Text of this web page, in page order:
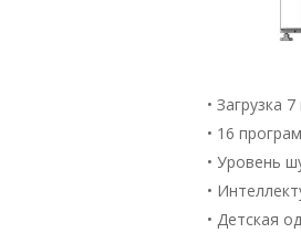
• Загрузка 7
• 16
• Уровень
•
• Детская